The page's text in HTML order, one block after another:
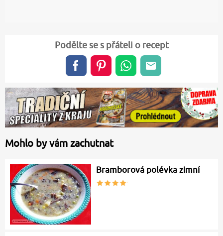
Podělte se s přáteli o recept
Mohlo by vám zachutnat
Bramborová polévka zimní